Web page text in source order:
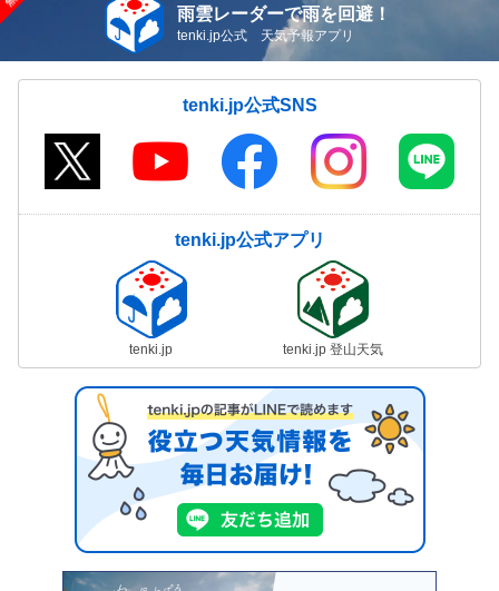
雨雲レーダーで雨を回避！
tenki.jp公式 天気予報アプリ
tenki.jp公式SNS
tenki.jp公式アプリ
tenki.jp tenki.jp 登山天気